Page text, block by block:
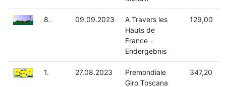
8. 09.09.2023
A Travers les
Hauts de
France -
Endergebnis
129,00
1. 27.08.2023
Premondiale
Giro Toscana
347,20